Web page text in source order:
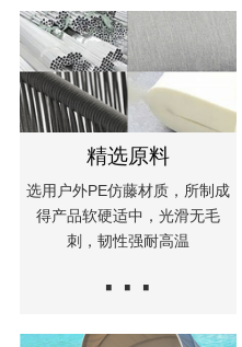
精选原料
选用户外PE仿藤材质，所制成
得产品软硬适中，光滑无毛
刺，韧性强耐高温
···